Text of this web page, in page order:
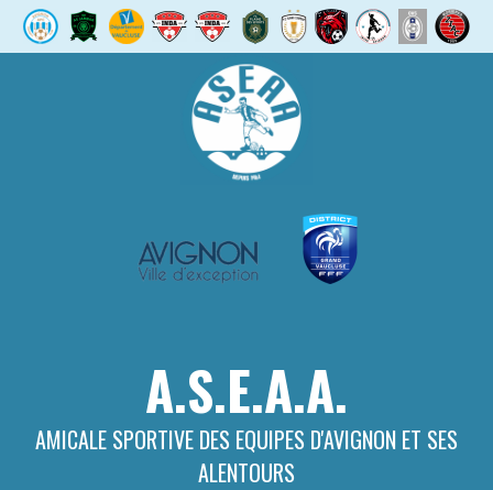
A.S.E.A.A.
AMICALE SPORTIVE DES EQUIPES D'AVIGNON ET SES
ALENTOURS